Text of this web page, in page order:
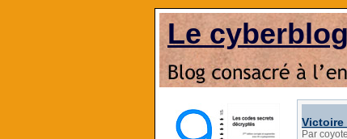
Le
Victoire
Par